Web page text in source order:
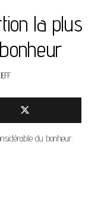
la plus
JEFF
du bonheur.